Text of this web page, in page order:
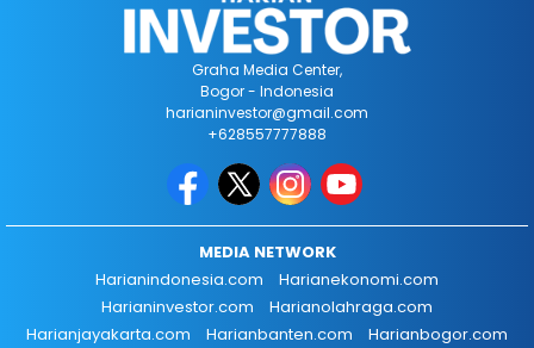
Graha Media Center,
Bogor - Indonesia
harianinvestor@gmail.com
+628557777888
MEDIA NETWORK
Harianindonesia.com
Harianekonomi.com
Harianinvestor.com
Harianolahraga.com
Harianjayakarta.com
Harianbanten.com
Harianbogor.com